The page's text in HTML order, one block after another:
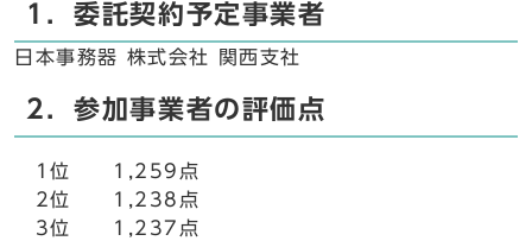
1．委託契約予定事業者
日本事務器 株式会社 関西支社
2．参加事業者の評価点
1位 1,259点
2位 1,238点
3位 1,237点